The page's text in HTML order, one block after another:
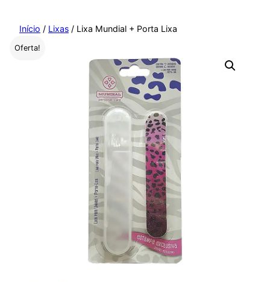
paraInício / Lixas / Lixa Mundial + Porta Lixa
Oferta!